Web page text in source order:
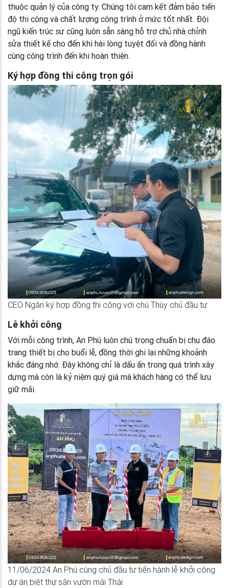
thuộc quản lý của công ty. Chúng tôi cam kết đảm bảo tiến
độ thi công và chất lượng công trình ở mức tốt nhất. Đội
ngũ kiến trúc sư cũng luôn sẵn sàng hỗ trợ chủ nhà chỉnh
sửa thiết kế cho đến khi hài lòng tuyệt đối và đồng hành
cùng công trình đến khi hoàn thiện.
Ký hợp đồng thi công trọn gói
CEO Ngân ký hợp đồng thi công với chú Thùy chủ đầu tư
Lễ khởi công
Với mỗi công trình, An Phú luôn chú trọng chuẩn bị chu đáo
trang thiết bị cho buổi lễ, đồng thời ghi lại những khoảnh
khắc đáng nhớ. Đây không chỉ là dấu ấn trong quá trình xây
dựng mà còn là kỷ niệm quý giá mà khách hàng có thể lưu
giữ mãi.
11/06/2024 An Phú cùng chủ đầu tư tiến hành lễ khởi công
dự án biệt thự sân vườn mái Thái